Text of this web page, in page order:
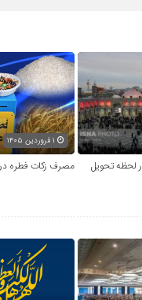
لحظه تحویل
مصرف زکات فطره